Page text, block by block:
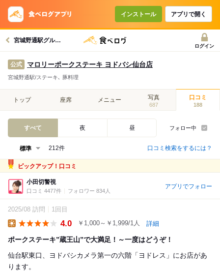
インストール アプリで開く
宮城野通駅グルメへ
ログイン
公式 マロリーポークステーキ ヨドバシ仙台店
宮城野通駅/ステーキ､ 豚料理
トップ 座席 メニュー 写真
687
口コミ
188
すべて 夜 昼 フォロー中
212件 口コミ検索をするには？
ピックアップ！口コミ
小田切警視
口コミ 4477件 フォロワー 834人
アプリでフォロー
2025/08 訪問 1回目
4.0 ￥1,000～￥1,999/1人 詳細
ポークステーキ”蔵王山”で大満足！～一度はどうぞ！
仙台駅東口、ヨドバシカメラ第一の六階「ヨドレス」にお店があ
ります。